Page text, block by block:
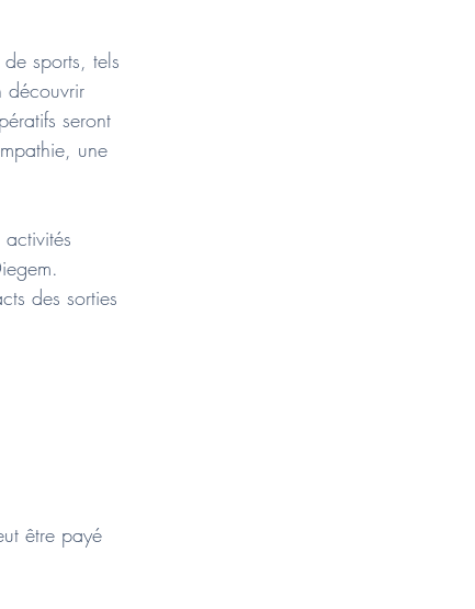
sports, tels
découvrir
seront
une
des sorties
être payé